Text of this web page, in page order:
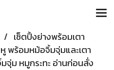
เซ็ตปิ้งย่างพร้อมเตา
พร้อมหม้อจิ้มจุ่มและเตา
จุ่ม หมูกระทะ อ่านก่อนสั่ง